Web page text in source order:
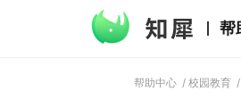
帮
帮助中心 / 校园教育 /